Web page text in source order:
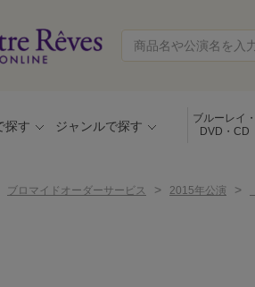
探す ジャンルで探す
ブルーレイ・
DVD・CD
ブロマイドオーダーサービス > 2015年公演 >